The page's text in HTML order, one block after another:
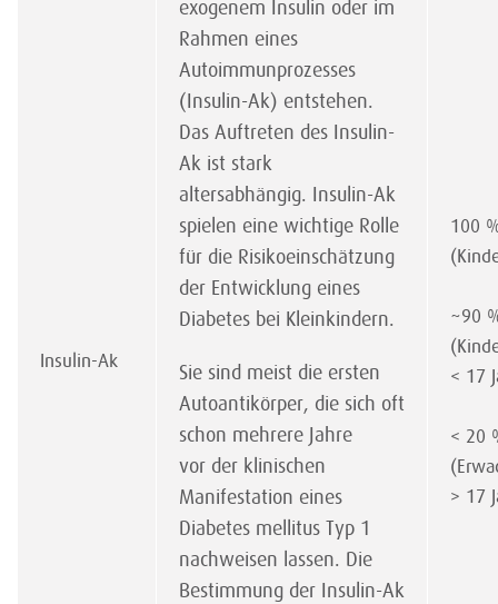
Insulin-Ak
exogenem Insulin oder im
Rahmen eines
Autoimmunprozesses
(Insulin-Ak) entstehen.
Das Auftreten des Insulin-
Ak ist stark
altersabhängig. Insulin-Ak
spielen eine wichtige Rolle
für die Risikoeinschätzung
der Entwicklung eines
Diabetes bei Kleinkindern.
Sie sind meist die ersten
Autoantikörper, die sich oft
schon mehrere Jahre
vor der klinischen
Manifestation eines
Diabetes mellitus Typ 1
nachweisen lassen. Die
Bestimmung der Insulin-Ak
100
~90
< 17
< 20
> 17